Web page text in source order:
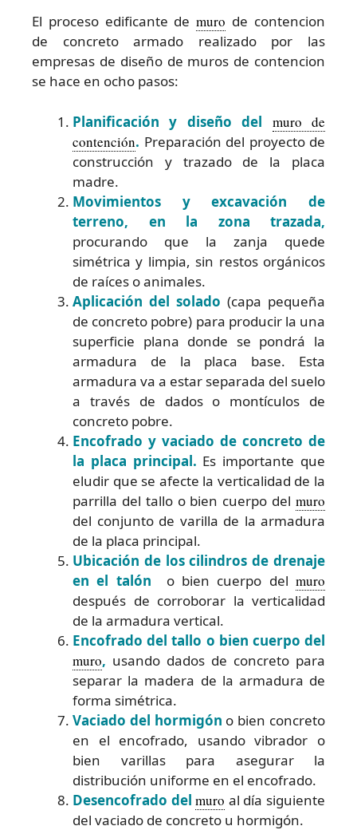
El proceso edificante demuro de contencion
de concreto armado realizado por las
empresas de diseño de muros de contencion
se hace en ocho pasos:
Planificación y diseño del muro de
contención. Preparación del proyecto de
construcción y trazado de la placa
madre.
Movimientos y excavación de
terreno, en la zona trazada,
procurando que la zanja quede
simétrica y limpia, sin restos orgánicos
de raíces o animales.
Aplicación del solado (capa pequeña
de concreto pobre) para producir la una
superficie plana donde se pondrá la
armadura de la placa base. Esta
armadura va a estar separada del suelo
a través de dados o montículos de
concreto pobre.
Encofrado y vaciado de concreto de
la placa principal. Es importante que
eludir que se afecte la verticalidad de la
parrilla del tallo o bien cuerpo del muro
del conjunto de varilla de la armadura
de la placa principal.
Ubicación de los cilindros de drenaje
en el talón
o bien cuerpo del muro
después de corroborar la verticalidad
de la armadura vertical.
Encofrado del tallo o bien cuerpo del
muro, usando dados de concreto para
separar la madera de la armadura de
forma simétrica.
Vaciado del hormigón o bien concreto
en el encofrado, usando vibrador o
bien varillas para asegurar la
distribución uniforme en el encofrado.
Desencofrado delmuro al día siguiente
del vaciado de concreto u hormigón.